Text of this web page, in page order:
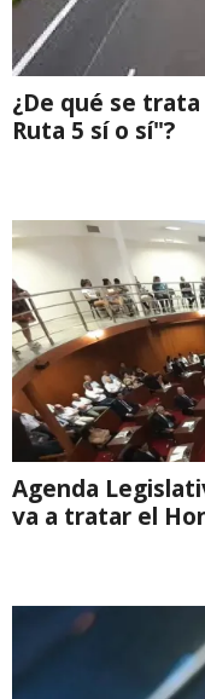
¿De qué se
Ruta 5 sí o sí"?
Agenda
va a tratar el